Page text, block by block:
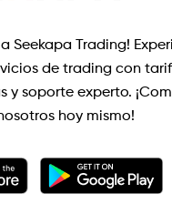
Seekapa Trading!
de trading con
y soporte experto.
hoy mismo!